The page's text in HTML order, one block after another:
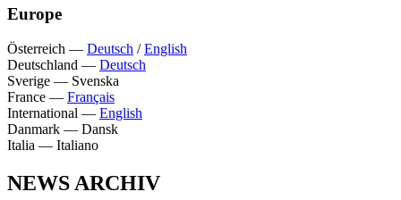
Europe
Österreich — Deutsch /English
Deutschland — Deutsch
Sverige — Svenska
France — Français
International — English
Danmark — Dansk
Italia — Italiano
NEWS ARCHIV